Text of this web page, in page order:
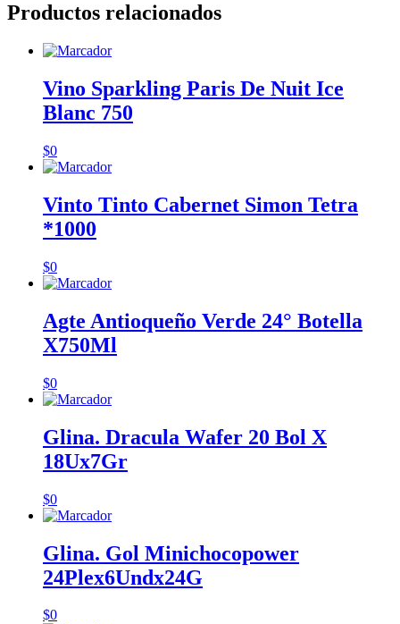
Productos relacionados
Vino Sparkling Paris De Nuit Ice
Blanc 750
$0
Vinto Tinto Cabernet Simon Tetra
*1000
$0
Agte Antioqueño Verde 24° Botella
X750Ml
$0
Glina. Dracula Wafer 20 Bol X
18Ux7Gr
$0
Glina. Gol Minichocopower
24Plex6Undx24G
$0